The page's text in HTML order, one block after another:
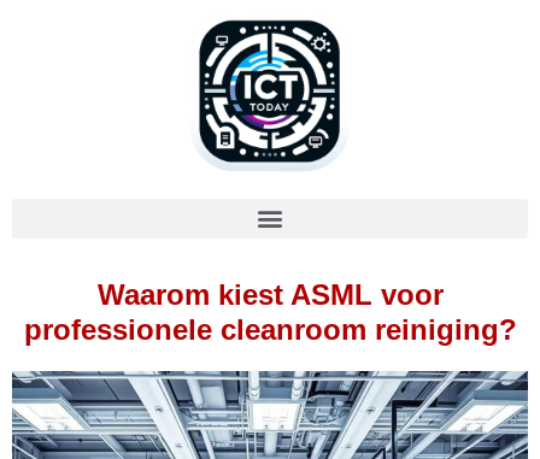
Waarom kiest ASML voor
professionele cleanroom reiniging?